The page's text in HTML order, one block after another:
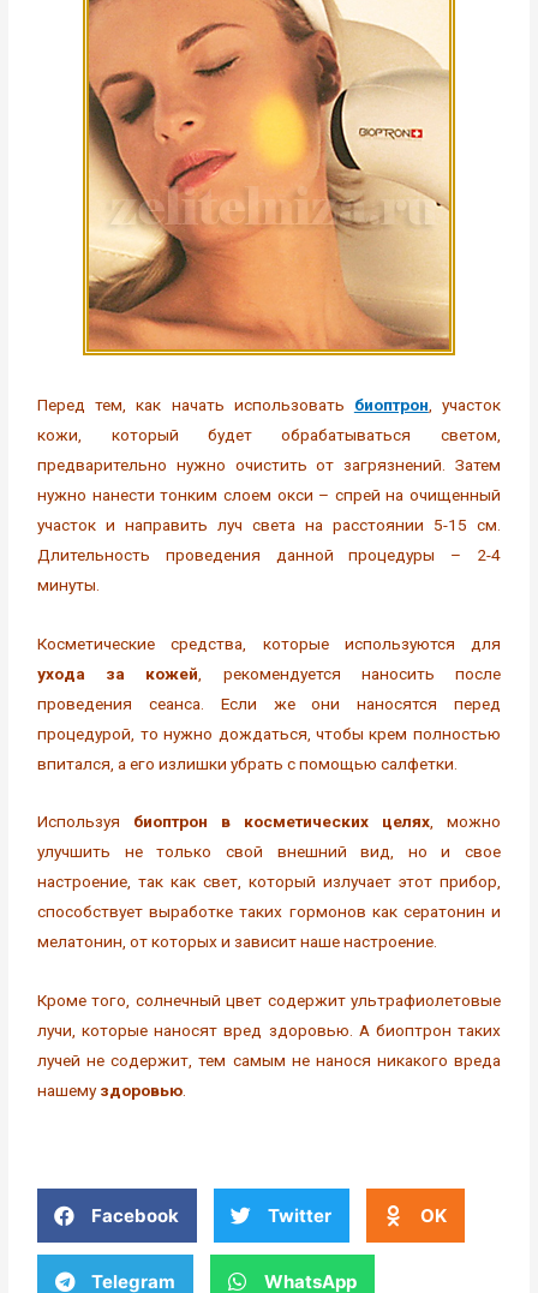
Перед тем, как начать использовать биоптрон , участок
кожи, который будет обрабатываться светом,
предварительно нужно очистить от загрязнений. Затем
нужно нанести тонким слоем окси – спрей на очищенный
участок и направить луч света на расстоянии 5-15 см.
Длительность проведения данной процедуры – 2-4
минуты.
Косметические средства, которые используются для
ухода за кожей , рекомендуется наносить после
проведения сеанса. Если же они наносятся перед
процедурой, то нужно дождаться, чтобы крем полностью
впитался, а его излишки убрать с помощью салфетки.
Используя биоптрон в косметических целях, можно
улучшить не только свой внешний вид, но и свое
настроение, так как свет, который излучает этот прибор,
способствует выработке таких гормонов как сератонин и
мелатонин, от которых и зависит наше настроение.
Кроме того, солнечный цвет содержит ультрафиолетовые
лучи, которые наносят вред здоровью. А биоптрон таких
лучей не содержит, тем самым не нанося никакого вреда
нашемуздоровью.
Facebook Twitter OK
Telegram WhatsApp